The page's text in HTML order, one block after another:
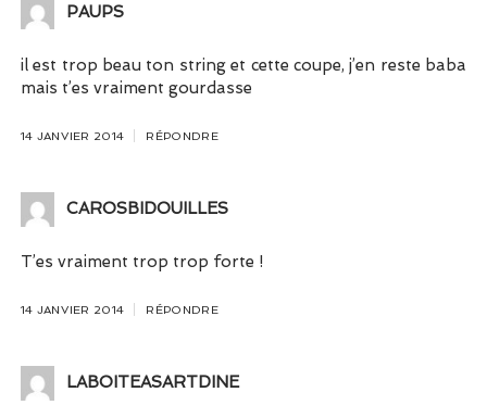
PAUPS
il est trop beau ton string et cette coupe, j’en reste baba
mais t’es vraiment gourdasse
14 JANVIER 2014 RÉPONDRE
CAROSBIDOUILLES
T’es vraiment trop trop forte !
14 JANVIER 2014 RÉPONDRE
LABOITEASARTDINE